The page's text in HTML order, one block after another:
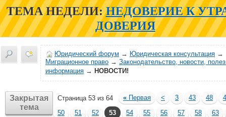
ТЕМА НЕДЕЛИ: НЕДОВЕРИЕ К
ДОВЕРИЯ
Юридический форум → Юридическая консультация →
Миграционное право → Законодательство, новости,
информация → НОВОСТИ!
Закрытая
тема
Страница 53 из 64 « Первая < 3 43 48
50
51 52 53 54 55 56 57 58
63